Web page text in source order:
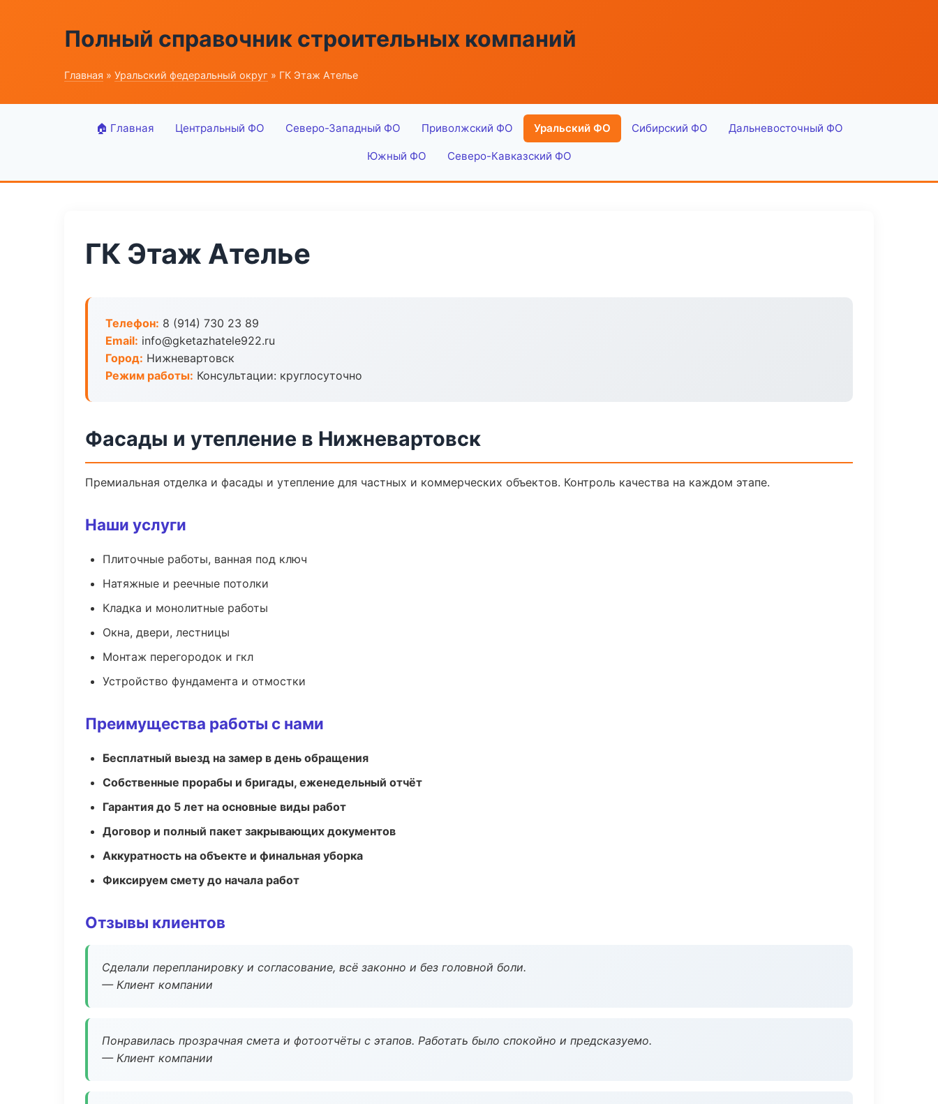
Полный справочник строительных компаний
Главная » Уральский федеральный округ » ГК Этаж Ателье
🏠 Главная Центральный ФО Северо-Западный ФО Приволжский ФО Уральский ФО Сибирский ФО Дальневосточный ФО
Южный ФО Северо-Кавказский ФО
ГК Этаж Ателье
Телефон: 8 (914) 730 23 89
Email: info@gketazhatele922.ru
Город: Нижневартовск
Режим работы: Консультации: круглосуточно
Фасады и утепление в Нижневартовск
Премиальная отделка и фасады и утепление для частных и коммерческих объектов. Контроль качества на каждом этапе.
Наши услуги
Плиточные работы, ванная под ключ
Натяжные и реечные потолки
Кладка и монолитные работы
Окна, двери, лестницы
Монтаж перегородок и гкл
Устройство фундамента и отмостки
Преимущества работы с нами
Бесплатный выезд на замер в день обращения
Собственные прорабы и бригады, еженедельный отчёт
Гарантия до 5 лет на основные виды работ
Договор и полный пакет закрывающих документов
Аккуратность на объекте и финальная уборка
Фиксируем смету до начала работ
Отзывы клиентов
Сделали перепланировку и согласование, всё законно и без головной боли.
— Клиент компании
Понравилась прозрачная смета и фотоотчёты с этапов. Работать было спокойно и предсказуемо.
— Клиент компании